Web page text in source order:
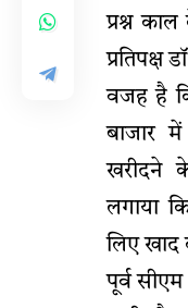
प्रश्न
प्रतिपक्ष
वजह है
बाजार
खरीदने
लगाया
लिए खाद
पूर्व